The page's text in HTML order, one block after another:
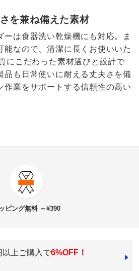
を兼ね備えた素材
ーは食器洗い乾燥機にも対応。ま
能なので、清潔に長くお使いいた
にこだわった素材選びと設計で
品も日常使いに耐える丈夫さを備
作業をサポートする信頼性の高い
ー フラットディッシュラック たためる
¥6,800 税抜
ピング無料 ～¥390
以上ご購入で6%OFF！